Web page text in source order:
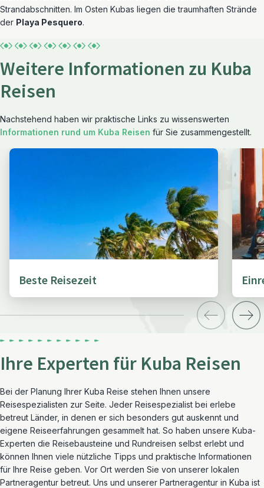
Strandabschnitten. Im Osten Kubas liegen die traumhaften Strände
der Playa Pesquero.
Weitere Informationen zu Kuba
Reisen
Nachstehend haben wir praktische Links zu wissenswerten
Informationen rund um Kuba Reisen für Sie zusammengestellt.
Beste Reisezeit
Ihre Experten für Kuba Reisen
Bei der Planung Ihrer Kuba Reise stehen Ihnen unsere
Reisespezialisten zur Seite. Jeder Reisespezialist bei erlebe
betreut Länder, in denen er sich besonders gut auskennt und
eigene Reiseerfahrungen gesammelt hat. So haben unsere Kuba-
Experten die Reisebausteine und Rundreisen selbst erlebt und
können Ihnen viele nützliche Tipps und praktische Informationen
für Ihre Reise geben. Vor Ort werden Sie von unserer lokalen
Partneragentur betreut. Uns und unserer Partneragentur in Kuba ist